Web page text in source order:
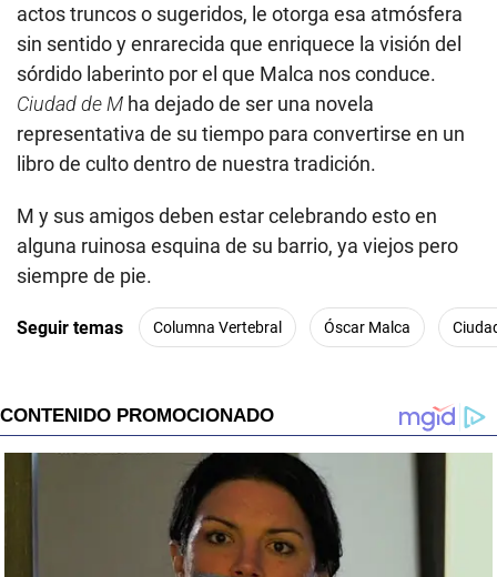
actos truncos o sugeridos, le otorga esa atmósfera
sin sentido y enrarecida que enriquece la visión del
sórdido laberinto por el que Malca nos conduce.
Ciudad de M ha dejado de ser una novela
representativa de su tiempo para convertirse en un
libro de culto dentro de nuestra tradición.
M y sus amigos deben estar celebrando esto en
alguna ruinosa esquina de su barrio, ya viejos pero
siempre de pie.
Seguir temas Columna Vertebral Óscar Malca